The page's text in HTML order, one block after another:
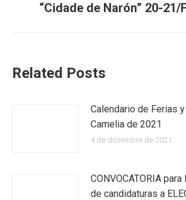
post:
“Cidade de Narón” 20-21/
Related Posts
Calendario de Ferias
Camelia de 2021
4 de diciembre de 2021
CONVOCATORIA
de candidaturas a